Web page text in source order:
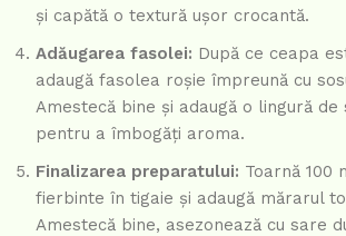
și capătă o textură ușor crocantă.
Adăugarea fasolei: După ce ceapa
adaugă fasolea roșie împreună cu
Amestecă bine și adaugă o lingură de
pentru a îmbogăți aroma.
Finalizarea preparatului: Toarnă 100
fierbinte în tigaie și adaugă mărarul
Amestecă bine, asezonează cu sare